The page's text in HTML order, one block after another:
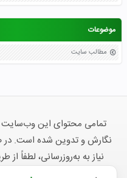
موضوعات
مطالب سایت
تمامی محتوای این
نگارش و تدوین شده است. در
نیاز به به‌روزرسانی، لطفاً از